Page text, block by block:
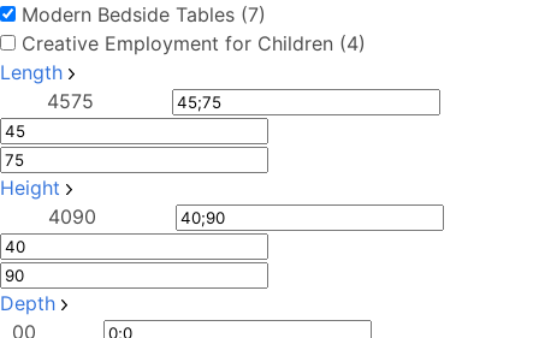
Modern Bedside Tables (7)
Creative Employment for Children (4)
Length
4575
Height
4090
Depth
00